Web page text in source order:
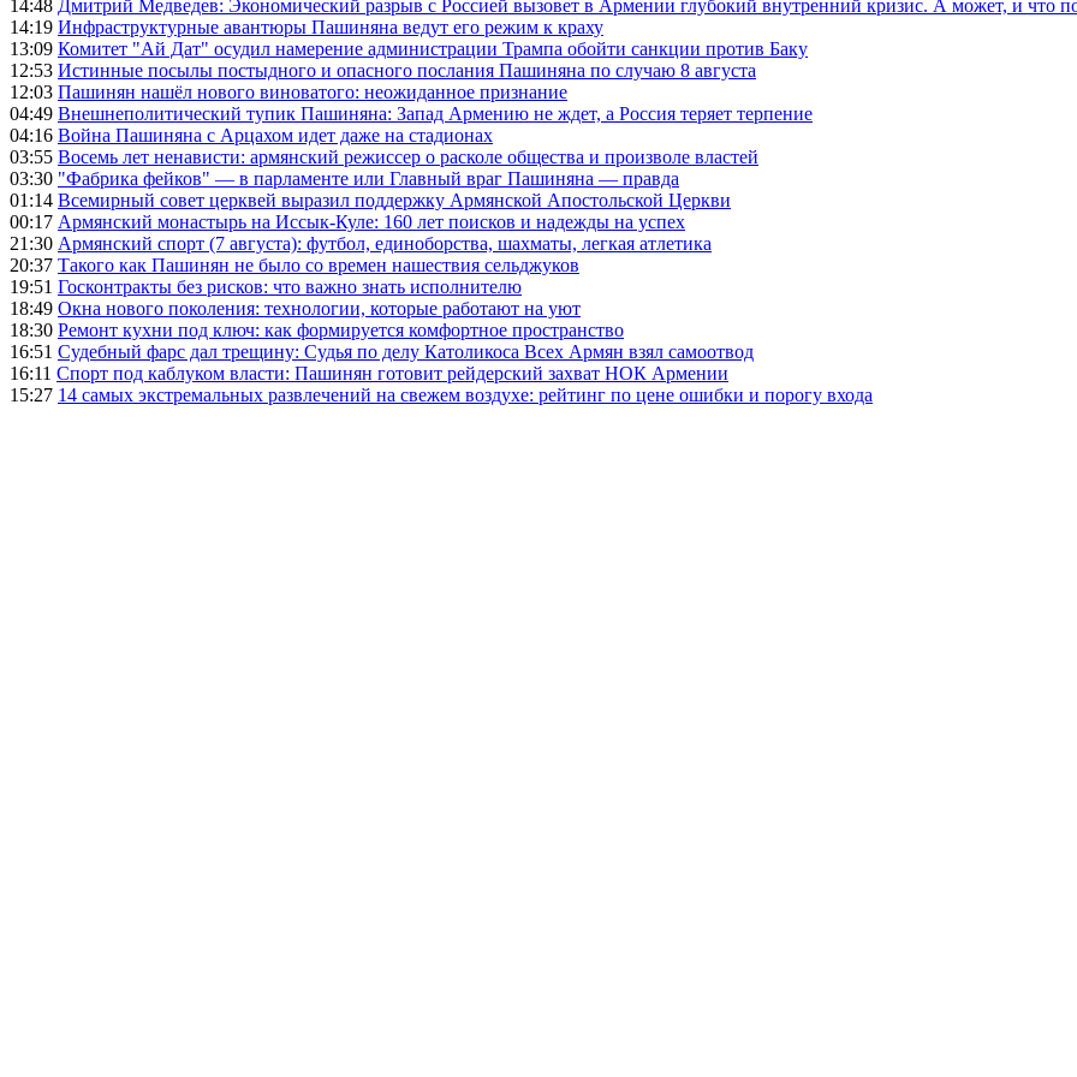
14:48 Дмитрий Медведев: Экономический разрыв с Россией вызовет в Армении глубокий внутренний кризис. А может, и что
14:19 Инфраструктурные авантюры Пашиняна ведут его режим к краху
13:09 Комитет "Ай Дат" осудил намерение администрации Трампа обойти санкции против Баку
12:53 Истинные посылы постыдного и опасного послания Пашиняна по случаю 8 августа
12:03 Пашинян нашёл нового виноватого: неожиданное признание
04:49 Внешнеполитический тупик Пашиняна: Запад Армению не ждет, а Россия теряет терпение
04:16 Война Пашиняна с Арцахом идет даже на стадионах
03:55 Восемь лет ненависти: армянский режиссер о расколе общества и произволе властей
03:30 "Фабрика фейков" — в парламенте или Главный враг Пашиняна — правда
01:14 Всемирный совет церквей выразил поддержку Армянской Апостольской Церкви
00:17 Армянский монастырь на Иссык-Куле: 160 лет поисков и надежды на успех
21:30 Армянский спорт (7 августа): футбол, единоборства, шахматы, легкая атлетика
20:37 Такого как Пашинян не было со времен нашествия сельджуков
19:51 Госконтракты без рисков: что важно знать исполнителю
18:49 Окна нового поколения: технологии, которые работают на уют
18:30 Ремонт кухни под ключ: как формируется комфортное пространство
16:51 Судебный фарс дал трещину: Судья по делу Католикоса Всех Армян взял самоотвод
16:11 Спорт под каблуком власти: Пашинян готовит рейдерский захват НОК Армении
15:27 14 самых экстремальных развлечений на свежем воздухе: рейтинг по цене ошибки и порогу входа